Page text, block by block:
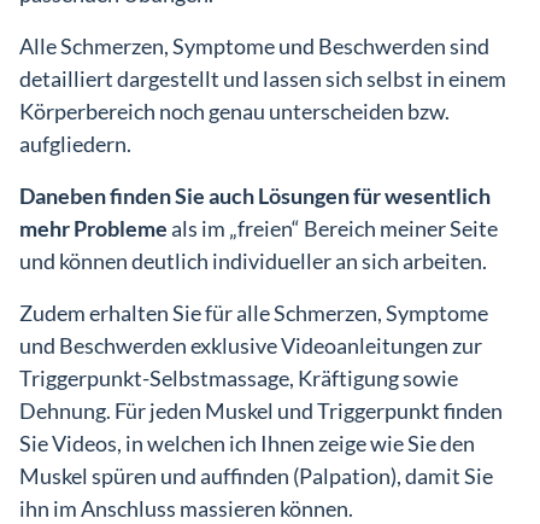
Alle Schmerzen, Symptome und Beschwerden sind
detailliert dargestellt und lassen sich selbst in einem
Körperbereich noch genau unterscheiden bzw.
aufgliedern.
Daneben finden Sie auch Lösungen für wesentlich
mehr Problemeals im „freien“ Bereich meiner Seite
und können deutlich individueller an sich arbeiten.
Zudem erhalten Sie für alle Schmerzen, Symptome
und Beschwerden exklusive Videoanleitungen zur
Triggerpunkt-Selbstmassage, Kräftigung sowie
Dehnung. Für jeden Muskel und Triggerpunkt finden
Sie Videos, in welchen ich Ihnen zeige wie Sie den
Muskel spüren und auffinden (Palpation), damit Sie
ihn im Anschluss massieren können.